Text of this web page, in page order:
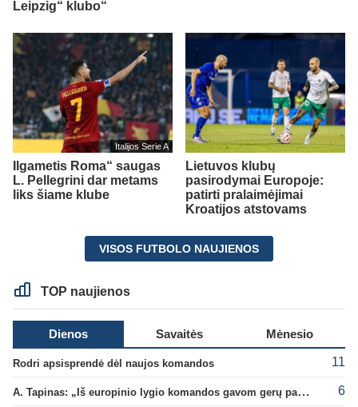
Leipzig“ klubo“
Italijos Serie A
Ilgametis Roma“ saugas
L. Pellegrini dar metams
liks šiame klube
Lietuvos klubų
pasirodymai Europoje:
patirti pralaimėjimai
Kroatijos atstovams
VISOS FUTBOLO NAUJIENOS
TOP naujienos
Dienos Savaitės Mėnesio
Rodri apsisprendė dėl naujos komandos 11
A. Tapinas: „Iš europinio lygio komandos gavom gerų pamokų“ 6